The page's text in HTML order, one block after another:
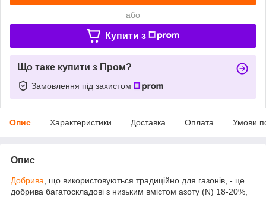
або
Купити з
Що таке купити з Пром?
Замовлення під захистом
Опис Характеристики Доставка Оплата Умови
Опис
Добрива , що використовуються традиційно для газонів, - це
добрива багатоскладові з низьким вмістом азоту (N) 18-20%,